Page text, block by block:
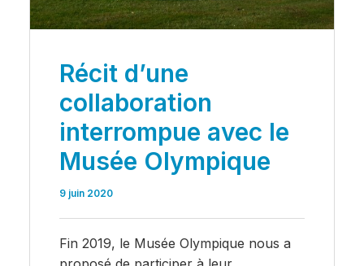
Récit d’une
collaboration
interrompue avec le
Musée Olympique
9 juin 2020
Fin 2019, le Musée Olympique nous a